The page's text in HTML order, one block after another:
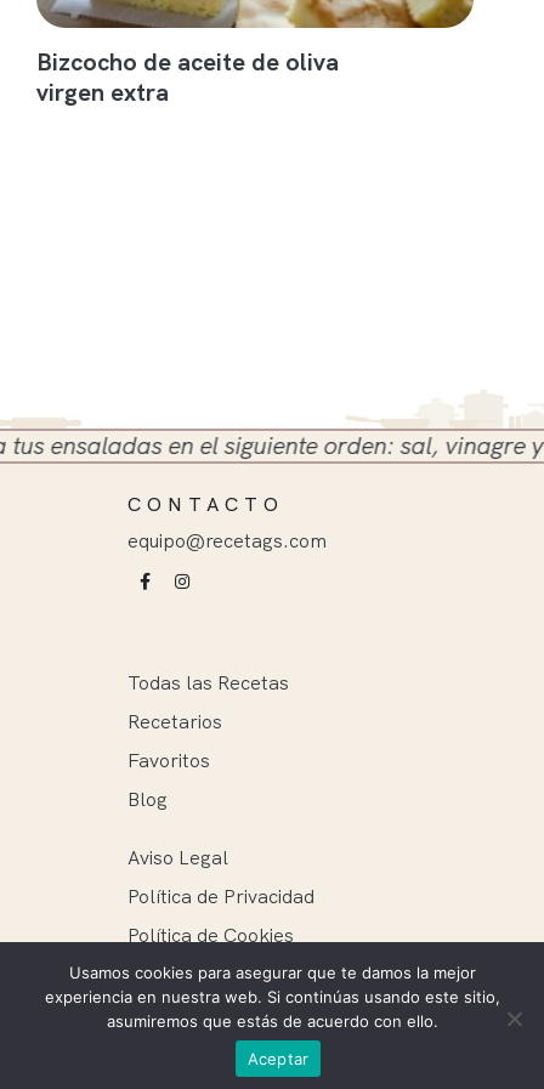
Bizcocho de aceite de oliva
virgen extra
en el siguiente orden: sal, vinagre y
CONTACTO
equipo@recetags.com
Todas las Recetas
Recetarios
Favoritos
Blog
Aviso Legal
Política de Privacidad
Política de Cookies
Recetags ® 2025. Todos los derechos reservados.
Mantenimiento web: Ellie Miguel
Usamos cookies para asegurar que te damos la mejor
experiencia en nuestra web. Si continúas usando este sitio,
asumiremos que estás de acuerdo con ello.
Aceptar